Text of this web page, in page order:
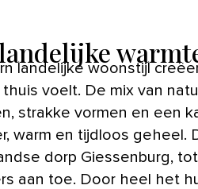
voelt. De mix van
strakke vormen en een
warm en tijdloos geheel.
dorp Giessenburg,
aan toe. Door heel het